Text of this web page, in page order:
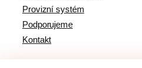
Provizní systém
Podporujeme
Kontakt